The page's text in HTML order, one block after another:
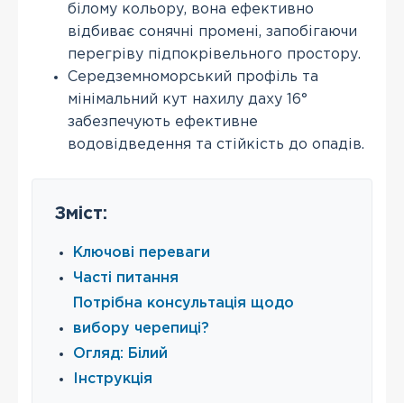
білому кольору, вона ефективно
відбиває сонячні промені, запобігаючи
перегріву підпокрівельного простору.
Середземноморський профіль та
мінімальний кут нахилу даху 16°
забезпечують ефективне
водовідведення та стійкість до опадів.
Зміст:
Ключові переваги
Часті питання
Потрібна консультація щодо
вибору черепиці?
Огляд: Білий
Інструкція